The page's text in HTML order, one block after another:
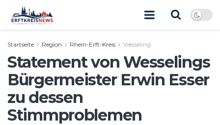
Startseite Region Rhein-Erft-Kreis Wesseling
Statement von Wesselings
Bürgermeister Erwin Esser
zu dessen
Stimmproblemen